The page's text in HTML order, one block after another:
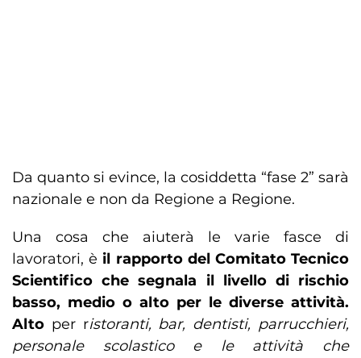
Da quanto si evince, la cosiddetta “fase 2” sarà
nazionale e non da Regione a Regione.
Una cosa che aiuterà le varie fasce di
lavoratori, è il rapporto del Comitato Tecnico
Scientifico che segnala il livello di rischio
basso, medio o alto per le diverse attività.
Alto per ristoranti, bar, dentisti, parrucchieri,
personale scolastico e le attività che